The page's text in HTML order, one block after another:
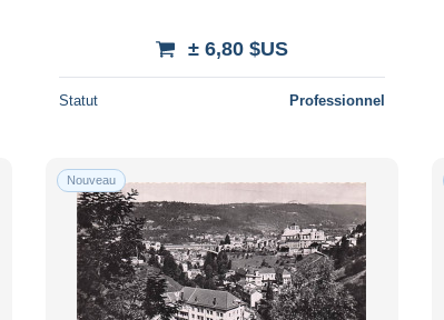
± 6,80 $US
Statut Professionnel
Nouveau